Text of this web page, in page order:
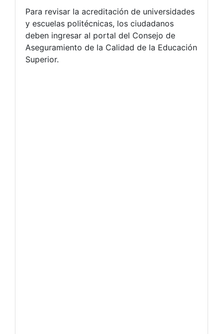
Para revisar la acreditación de universidades
y escuelas politécnicas, los ciudadanos
deben ingresar al portal del Consejo de
Aseguramiento de la Calidad de la Educación
Superior.